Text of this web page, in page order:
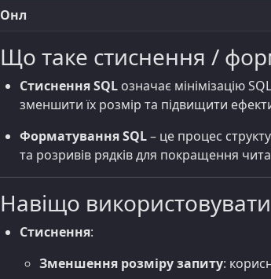
Онл
Що таке стиснення /
Стиснення SQL означає мінімізацію
зменшити їх розмір та підвищити
Форматування SQL– це процес
та розривів рядків для покращення
Навіщо
Стиснення:
Зменшення розміру запиту: